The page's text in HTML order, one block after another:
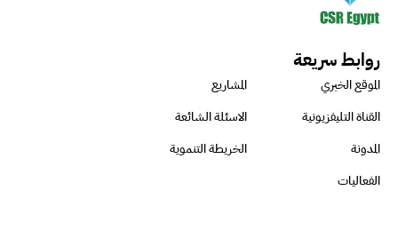
روابط سريعة
الموقع الخبري
المشاريع
القناة التليفزيونية
الاسئلة الشائعة
المدونة
الخريطة التنموية
الفعاليات